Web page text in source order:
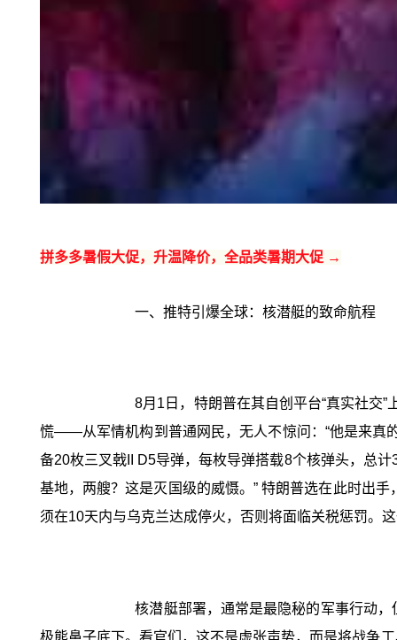
拼多多暑假大促，升温降价，全品类暑期大促 →
一、推特引爆全球：核潜艇的致命航程
8月1日，特朗普在其自创平台“真实社交
慌——从军情机构到普通网民，无人不惊问：“他是来真
备20枚三叉戟II D5导弹，每枚导弹搭载8个核弹头，总
基地，两艘？这是灭国级的威慑。” 特朗普选在此时出
须在10天内与乌克兰达成停火，否则将面临关税惩罚。
核潜艇部署，通常是最隐秘的军事行动，